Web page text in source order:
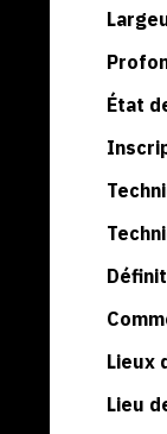
État
Lieux
Lieu